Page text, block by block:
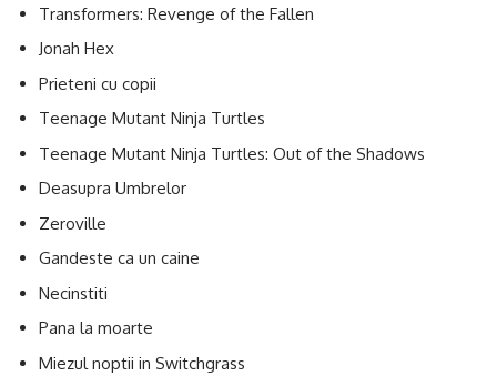
Transformers: Revenge of the Fallen
Jonah Hex
Prieteni cu copii
Teenage Mutant Ninja Turtles
Teenage Mutant Ninja Turtles: Out of the Shadows
Deasupra Umbrelor
Zeroville
Gandeste ca un caine
Necinstiti
Pana la moarte
Miezul noptii in Switchgrass